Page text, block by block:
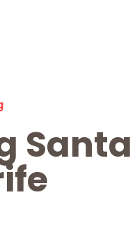
Santa